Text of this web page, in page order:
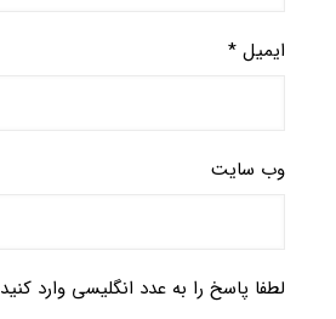
ایمیل*
وب‌ سایت
لطفا پاسخ را به عدد انگلیسی وارد کنید: